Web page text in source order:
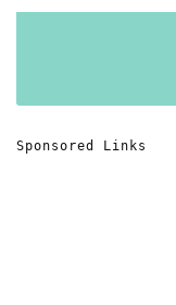
Sponsored Links